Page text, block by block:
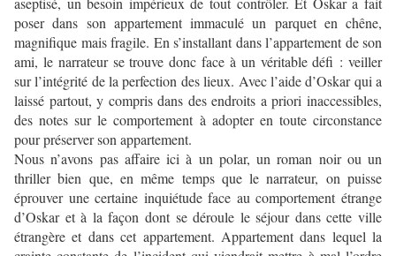
poser dans son appartement immaculé un parquet en chêne,
magnifique mais fragile. En s’installant dans l’appartement de son
ami, le narrateur se trouve donc face à un véritable défi : veiller
sur l’intégrité de la perfection des lieux. Avec l’aide d’Oskar qui a
laissé partout, y compris dans des endroits a priori inaccessibles,
des notes sur le comportement à adopter en toute circonstance
pour préserver son appartement.
Nous n’avons pas affaire ici à un polar, un roman noir ou un
thriller bien que, en même temps que le narrateur, on puisse
éprouver une certaine inquiétude face au comportement étrange
d’Oskar et à la façon dont se déroule le séjour dans cette ville
étrangère et dans cet appartement. Appartement dans lequel la